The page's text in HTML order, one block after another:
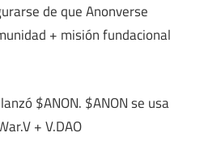
de que Anonverse
+ misión fundacional
$ANON. $ANON se usa
+ V.DAO